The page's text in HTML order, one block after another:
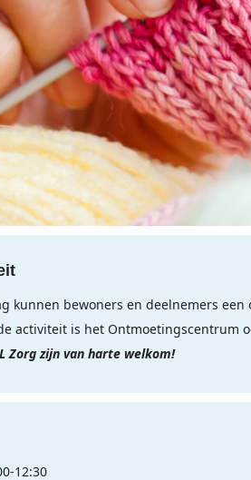
kunnen bewoners en deelnemers
activiteit is het Ontmoetingscentrum
Zorg zijn van harte welkom!
-12:30